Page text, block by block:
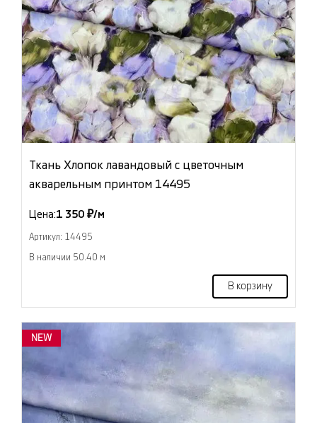
Ткань Хлопок лавандовый с цветочным
акварельным принтом 14495
Цена:1 350 ₽/м
Артикул: 14495
В наличии 50.40 м
В корзину
NEW